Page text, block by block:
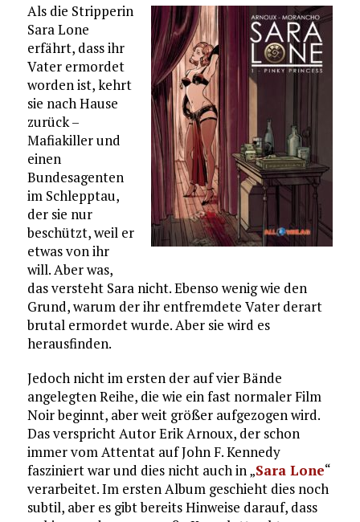
Als die Stripperin
Sara Lone
erfährt, dass ihr
Vater ermordet
worden ist, kehrt
sie nach Hause
zurück –
Mafiakiller und
einen
Bundesagenten
im Schlepptau,
der sie nur
beschützt, weil er
etwas von ihr
will. Aber was,
das versteht Sara nicht. Ebenso wenig wie den
Grund, warum der ihr entfremdete Vater derart
brutal ermordet wurde. Aber sie wird es
herausfinden.
Jedoch nicht im ersten der auf vier Bände
angelegten Reihe, die wie ein fast normaler Film
Noir beginnt, aber weit größer aufgezogen wird.
Das verspricht Autor Erik Arnoux, der schon
immer vom Attentat auf John F. Kennedy
fasziniert war und dies nicht auch in „Sara Lone“
verarbeitet. Im ersten Album geschieht dies noch
subtil, aber es gibt bereits Hinweise darauf, dass